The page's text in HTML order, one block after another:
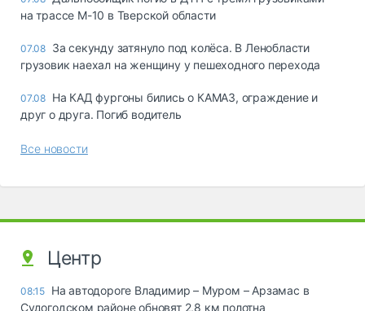
на трассе М-10 в Тверской области
07.08 За секунду затянуло под колёса. В Ленобласти
грузовик наехал на женщину у пешеходного перехода
07.08 На КАД фургоны бились о КАМАЗ, ограждение и
друг о друга. Погиб водитель
Все новости
Центр
08:15 На автодороге Владимир – Муром – Арзамас в
Судогодском районе обновят 2,8 км полотна